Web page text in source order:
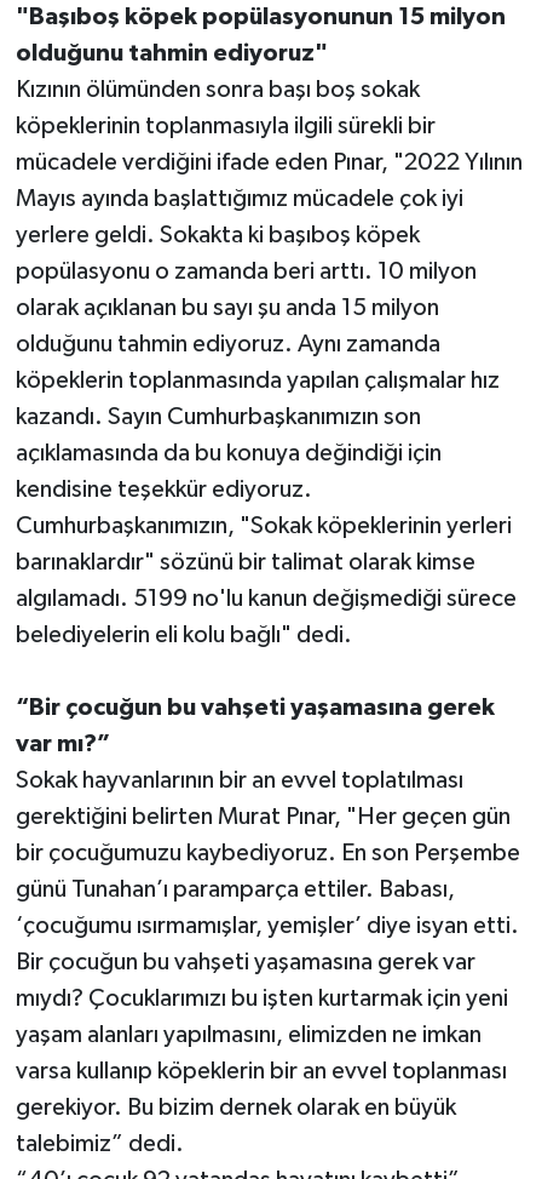
"Başıboş köpek popülasyonunun 15 milyon
olduğunu tahmin ediyoruz"
Kızının ölümünden sonra başı boş sokak
köpeklerinin toplanmasıyla ilgili sürekli bir
mücadele verdiğini ifade eden Pınar, "2022 Yılının
Mayıs ayında başlattığımız mücadele çok iyi
yerlere geldi. Sokakta ki başıboş köpek
popülasyonu o zamanda beri arttı. 10 milyon
olarak açıklanan bu sayı şu anda 15 milyon
olduğunu tahmin ediyoruz. Aynı zamanda
köpeklerin toplanmasında yapılan çalışmalar hız
kazandı. Sayın Cumhurbaşkanımızın son
açıklamasında da bu konuya değindiği için
kendisine teşekkür ediyoruz.
Cumhurbaşkanımızın, "Sokak köpeklerinin yerleri
barınaklardır" sözünü bir talimat olarak kimse
algılamadı. 5199 no'lu kanun değişmediği sürece
belediyelerin eli kolu bağlı" dedi.
“Bir çocuğun bu vahşeti yaşamasına gerek
var mı?”
Sokak hayvanlarının bir an evvel toplatılması
gerektiğini belirten Murat Pınar, "Her geçen gün
bir çocuğumuzu kaybediyoruz. En son Perşembe
günü Tunahan’ı paramparça ettiler. Babası,
‘çocuğumu ısırmamışlar, yemişler’ diye isyan etti.
Bir çocuğun bu vahşeti yaşamasına gerek var
mıydı? Çocuklarımızı bu işten kurtarmak için yeni
yaşam alanları yapılmasını, elimizden ne imkan
varsa kullanıp köpeklerin bir an evvel toplanması
gerekiyor. Bu bizim dernek olarak en büyük
talebimiz” dedi.